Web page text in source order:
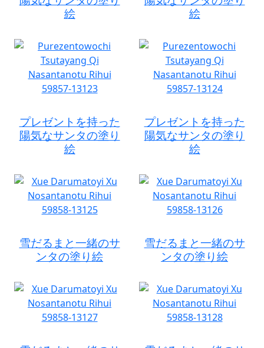
絵
絵
プレゼントを持った
陽気なサンタの塗り
絵
プレゼントを持った
陽気なサンタの塗り
絵
雪だるまと一緒のサ
ンタの塗り絵
雪だるまと一緒のサ
ンタの塗り絵